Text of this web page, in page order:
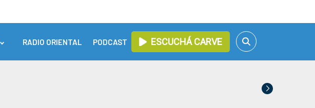
RADIO ORIENTAL PODCAST ESCUCHÁ CARVE